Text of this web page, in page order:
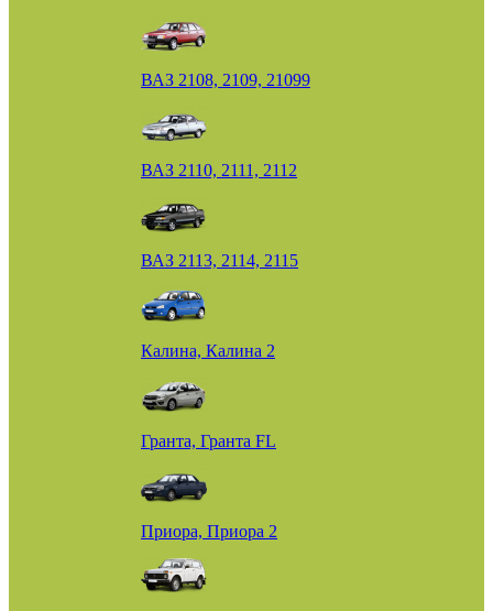
ВАЗ 2108, 2109, 21099
ВАЗ 2110, 2111, 2112
ВАЗ 2113, 2114, 2115
Калина, Калина 2
Гранта, Гранта FL
Приора, Приора 2